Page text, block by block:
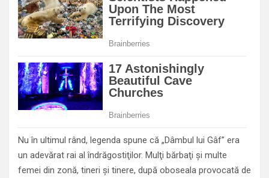
Nu în ultimul rând, legenda spune că „Dâmbul lui Gâf” era
un adevărat rai al îndrăgostiţilor. Mulţi bărbaţi şi multe
femei din zonă, tineri şi tinere, după oboseala provocată de